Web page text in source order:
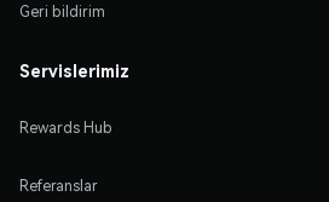
Geri bildirim
Servislerimiz
Rewards Hub
Referanslar